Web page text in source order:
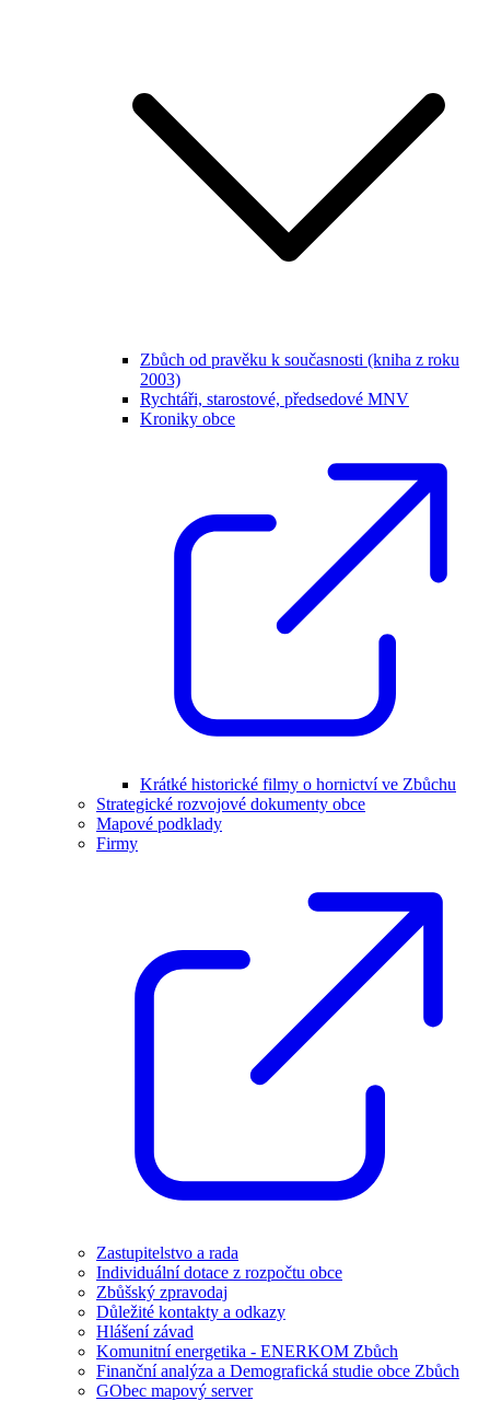
Zbůch od pravěku k současnosti (kniha z roku
2003)
Rychtáři, starostové, předsedové MNV
Kroniky obce
Krátké historické filmy o hornictví ve Zbůchu
Strategické rozvojové dokumenty obce
Mapové podklady
Firmy
Zastupitelstvo a rada
Individuální dotace z rozpočtu obce
Zbůšský zpravodaj
Důležité kontakty a odkazy
Hlášení závad
Komunitní energetika - ENERKOM Zbůch
Finanční analýza a Demografická studie obce Zbůch
GObec mapový server